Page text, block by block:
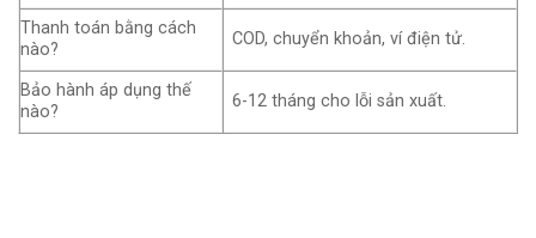
Thanh toán bằng cách
nào?
COD, chuyển khoản, ví điện tử.
Bảo hành áp dụng thế
nào?
6-12 tháng cho lỗi sản xuất.